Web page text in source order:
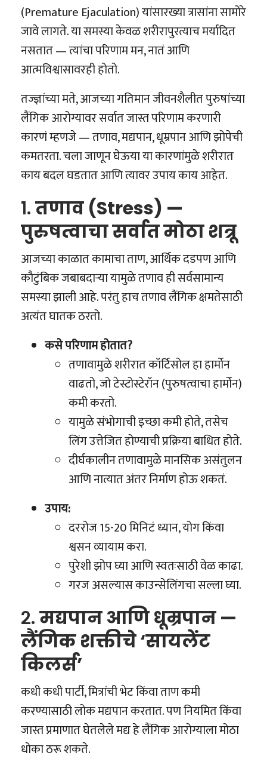
(Premature Ejaculation) यांसारख्या त्रासांना सामोरे
जावे लागते. या समस्या केवळ शरीरापुरत्याच मर्यादित
नसतात — त्यांचा परिणाम मन, नातं आणि
आत्मविश्वासावरही होतो.
तज्ज्ञांच्या मते, आजच्या गतिमान जीवनशैलीत पुरुषांच्या
लैंगिक आरोग्यावर सर्वात जास्त परिणाम करणारी
कारणं म्हणजे — तणाव, मद्यपान, धूम्रपान आणि झोपेची
कमतरता. चला जाणून घेऊया या कारणांमुळे शरीरात
काय बदल घडतात आणि त्यावर उपाय काय आहेत.
१.तणाव (Stress) —
पुरुषत्वाचा सर्वात मोठा शत्रू
आजच्या काळात कामाचा ताण, आर्थिक दडपण आणि
कौटुंबिक जबाबदाऱ्या यामुळे तणाव ही सर्वसामान्य
समस्या झाली आहे. परंतु हाच तणाव लैंगिक क्षमतेसाठी
अत्यंत घातक ठरतो.
कसे परिणाम होतात?
तणावामुळे शरीरात कॉर्टिसोल हा हार्मोन
वाढतो, जो टेस्टोस्टेरॉन (पुरुषत्वाचा हार्मोन)
कमी करतो.
यामुळे संभोगाची इच्छा कमी होते, तसेच
लिंग उत्तेजित होण्याची प्रक्रिया बाधित होते.
दीर्घकालीन तणावामुळे मानसिक असंतुलन
आणि नात्यात अंतर निर्माण होऊ शकतं.
उपाय:
दररोज 15-20 मिनिटं ध्यान, योग किंवा
श्वसन व्यायाम करा.
पुरेशी झोप घ्या आणि स्वतःसाठी वेळ काढा.
गरज असल्यास काउन्सेलिंगचा सल्ला घ्या.
२.मद्यपान आणि धूम्रपान —
लैंगिक शक्तीचे ‘सायलेंट
किलर्स’
कधी कधी पार्टी, मित्रांची भेट किंवा ताण कमी
करण्यासाठी लोक मद्यपान करतात. पण नियमित किंवा
जास्त प्रमाणात घेतलेले मद्य हे लैंगिक आरोग्याला मोठा
धोका ठरू शकते.